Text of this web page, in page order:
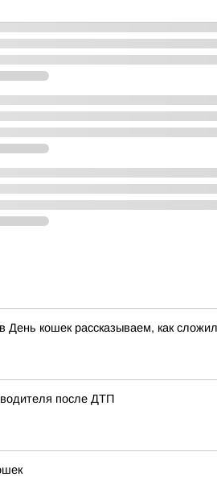
кошек рассказываем, как
после ДТП